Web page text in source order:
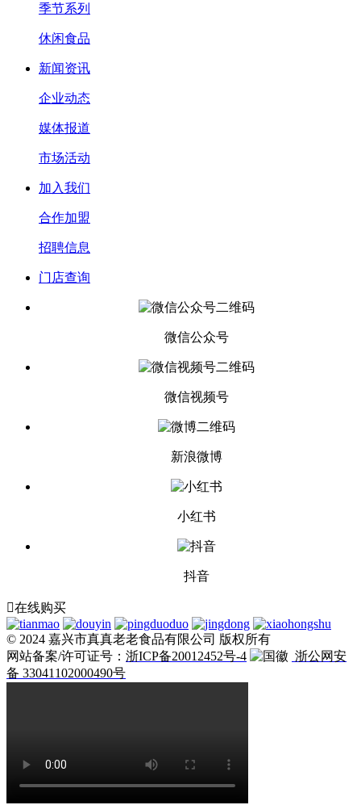
季节系列
休闲食品
新闻资讯
企业动态
媒体报道
市场活动
加入我们
合作加盟
招聘信息
门店查询
微信公众号
微信视频号
新浪微博
小红书
抖音
在线购买
© 2024 嘉兴市真真老老食品有限公司 版权所有
网站备案/许可证号： 浙ICP备20012452号-4
浙公网安
备 33041102000490号